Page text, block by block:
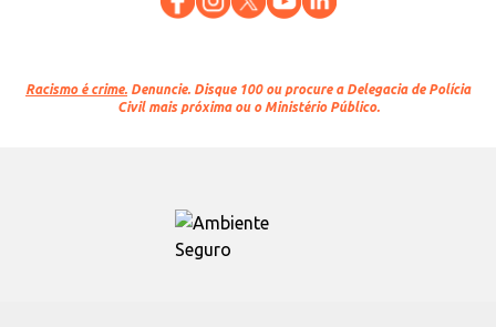
Racismo é crime. Denuncie. Disque 100 ou procure a Delegacia de Polícia
Civil mais próxima ou o Ministério Público.